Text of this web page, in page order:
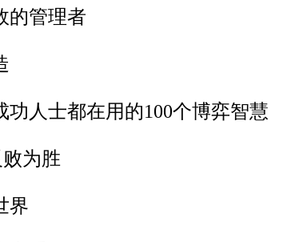
的管理者
人士都在用的100个博弈智慧
为胜
界